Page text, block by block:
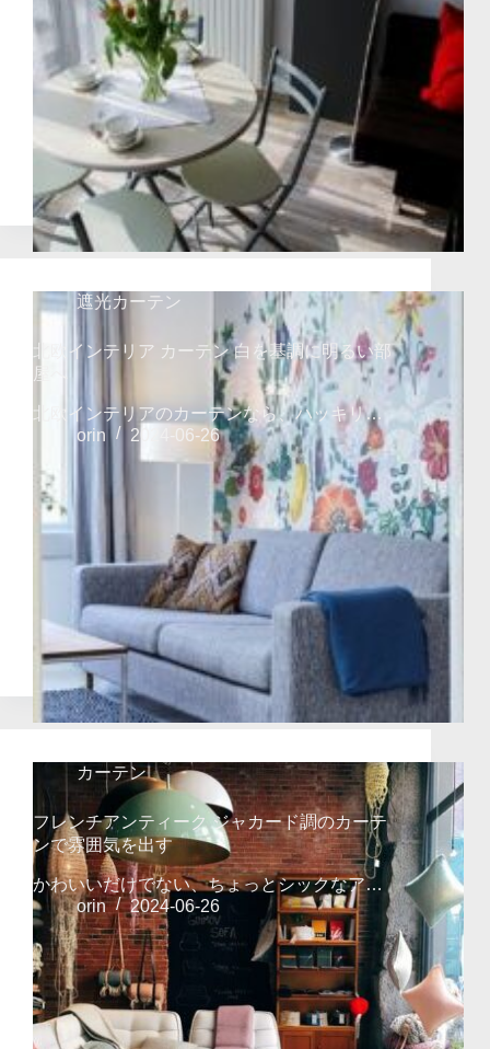
遮光カーテン
北欧インテリア カーテン 白を基調に明るい部
屋へ
北欧インテリアのカーテンなら、ハッキリ…
orin
2024-06-26
カーテン
フレンチアンティーク ジャカード調のカーテ
ンで雰囲気を出す
かわいいだけでない、ちょっとシックなア…
orin
2024-06-26